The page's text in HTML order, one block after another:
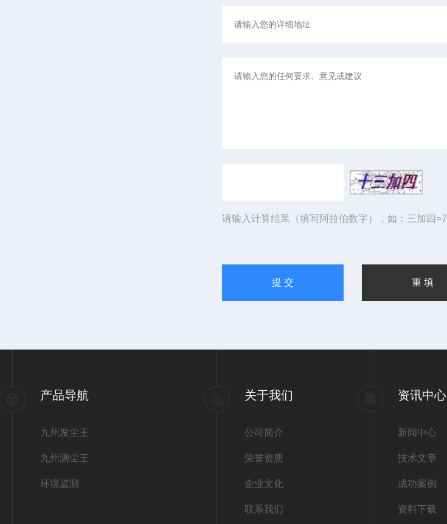
请输入计算结果（填写阿拉伯数字），如：三加四=7
产品导航
九州发尘王
九州测尘王
环境监测
关于我们
公司简介
荣誉资质
企业文化
联系我们
资讯中心
新闻中心
技术文章
成功案例
资料下载